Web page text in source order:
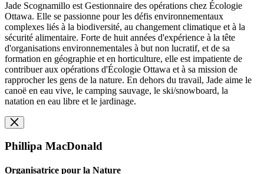
Jade Scognamillo est Gestionnaire des opérations chez Écologie
Ottawa. Elle se passionne pour les défis environnementaux
complexes liés à la biodiversité, au changement climatique et à la
sécurité alimentaire. Forte de huit années d'expérience à la tête
d'organisations environnementales à but non lucratif, et de sa
formation en géographie et en horticulture, elle est impatiente de
contribuer aux opérations d'Écologie Ottawa et à sa mission de
rapprocher les gens de la nature. En dehors du travail, Jade aime le
canoë en eau vive, le camping sauvage, le ski/snowboard, la
natation en eau libre et le jardinage.
Phillipa MacDonald
Organisatrice pour la Nature